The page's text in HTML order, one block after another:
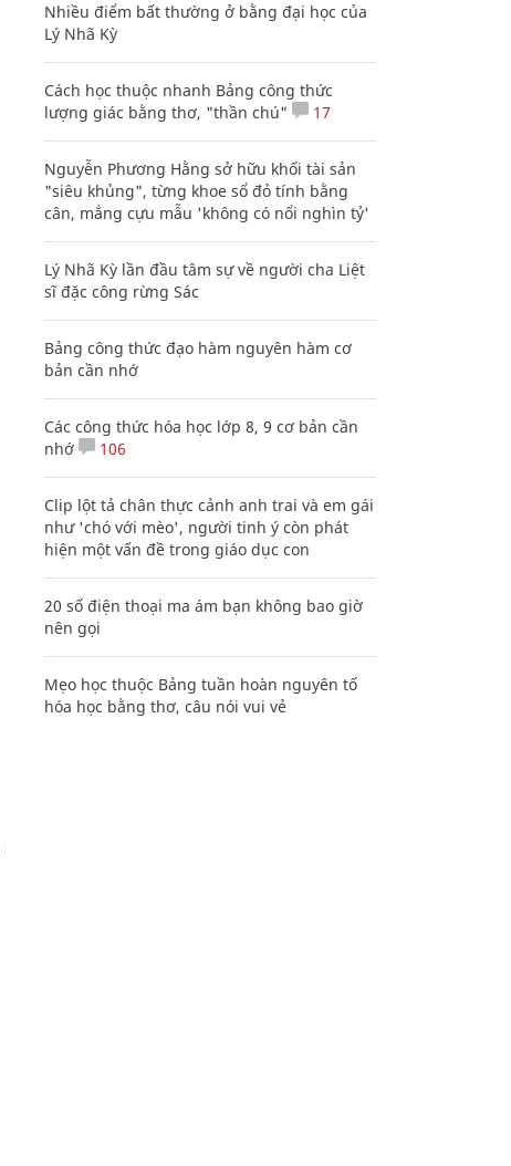
Nhiều điểm bất thường ở bằng đại học của
Lý Nhã Kỳ
Cách học thuộc nhanh Bảng công thức
lượng giác bằng thơ, "thần chú"
17
Nguyễn Phương Hằng sở hữu khối tài sản
"siêu khủng", từng khoe sổ đỏ tính bằng
cân, mắng cựu mẫu 'không có nổi nghìn tỷ'
Lý Nhã Kỳ lần đầu tâm sự về người cha Liệt
sĩ đặc công rừng Sác
Bảng công thức đạo hàm nguyên hàm cơ
bản cần nhớ
Các công thức hóa học lớp 8, 9 cơ bản cần
nhớ
106
Clip lột tả chân thực cảnh anh trai và em gái
như 'chó với mèo', người tinh ý còn phát
hiện một vấn đề trong giáo dục con
20 số điện thoại ma ám bạn không bao giờ
nên gọi
Mẹo học thuộc Bảng tuần hoàn nguyên tố
hóa học bằng thơ, câu nói vui vẻ